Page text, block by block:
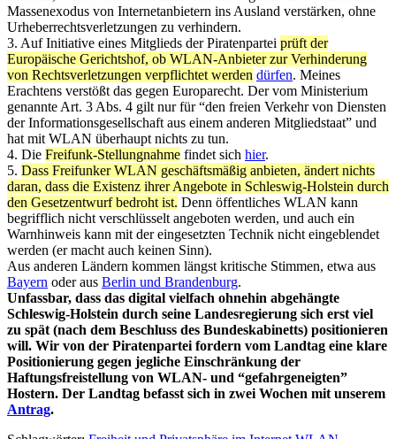
Massenexodus von Internetanbietern ins Ausland verstärken, ohne
Urheberrechtsverletzungen zu verhindern.
3. Auf Initiative eines Mitglieds der Piratenpartei prüft der
Europäische Gerichtshof, ob WLAN-Anbieter zur Verhinderung
von Rechtsverletzungen verpflichtet werden dürfen. Meines
Erachtens verstößt das gegen Europarecht. Der vom Ministerium
genannte Art. 3 Abs. 4 gilt nur für “den freien Verkehr von Diensten
der Informationsgesellschaft aus einem anderen Mitgliedstaat” und
hat mit WLAN überhaupt nichts zu tun.
4. Die Freifunk-Stellungnahme findet sich hier.
5. Dass Freifunker WLAN geschäftsmäßig anbieten, ändert nichts
daran, dass die Existenz ihrer Angebote in Schleswig-Holstein durch
den Gesetzentwurf bedroht ist. Denn öffentliches WLAN kann
begrifflich nicht verschlüsselt angeboten werden, und auch ein
Warnhinweis kann mit der eingesetzten Technik nicht eingeblendet
werden (er macht auch keinen Sinn).
Aus anderen Ländern kommen längst kritische Stimmen, etwa aus
Bayern oder aus Berlin und Brandenburg.
Unfassbar, dass das digital vielfach ohnehin abgehängte
Schleswig-Holstein durch seine Landesregierung sich erst viel
zu spät (nach dem Beschluss des Bundeskabinetts) positionieren
will. Wir von der Piratenpartei fordern vom Landtag eine klare
Positionierung gegen jegliche Einschränkung der
Haftungsfreistellung von WLAN- und “gefahrgeneigten”
Hostern. Der Landtag befasst sich in zwei Wochen mit unserem
Antrag.